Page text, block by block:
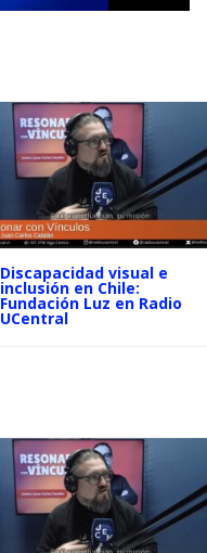
Discapacidad visual e
inclusión en Chile:
Fundación Luz en Radio
UCentral